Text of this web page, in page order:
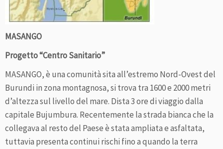
MASANGO
Progetto “Centro Sanitario”
MASANGO, è una comunità sita all’estremo Nord-Ovest del
Burundi in zona montagnosa, si trova tra 1600 e 2000 metri
d’altezza sul livello del mare. Dista 3 ore di viaggio dalla
capitale Bujumbura. Recentemente la strada bianca che la
collegava al resto del Paese è stata ampliata e asfaltata,
tuttavia presenta continui rischi fino a quando la terra